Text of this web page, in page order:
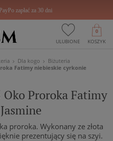
PayPo zapłać za 30 dni
ULUBIONE KOSZYK
0
Dla kogo
Biżuteria
Fatimy niebieskie cyrkonie
Proroka Fatimy
proroka. Wykonany ze złota
prezentujący się na szyi.